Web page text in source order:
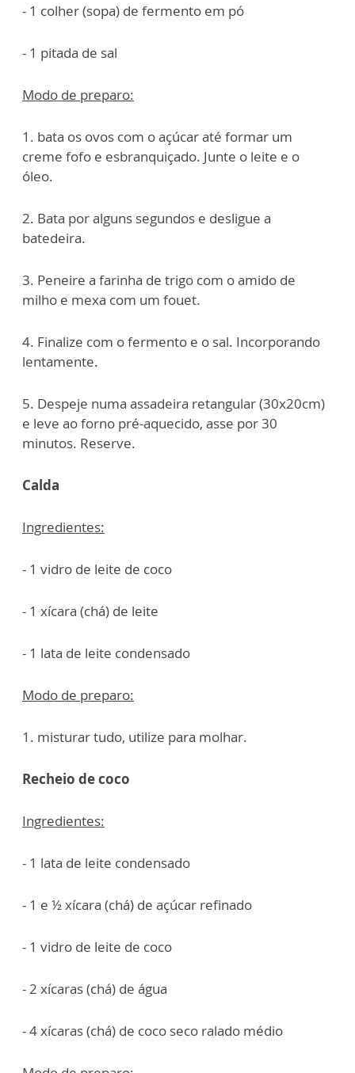
- 1 colher (sopa) de fermento em pó
- 1 pitada de sal
Modo de preparo:
1. bata os ovos com o açúcar até formar um
creme fofo e esbranquiçado. Junte o leite e o
óleo.
2. Bata por alguns segundos e desligue a
batedeira.
3. Peneire a farinha de trigo com o amido de
milho e mexa com um fouet.
4. Finalize com o fermento e o sal. Incorporando
lentamente.
5. Despeje numa assadeira retangular (30x20cm)
e leve ao forno pré-aquecido, asse por 30
minutos. Reserve.
Calda
Ingredientes:
- 1 vidro de leite de coco
- 1 xícara (chá) de leite
- 1 lata de leite condensado
Modo de preparo:
1. misturar tudo, utilize para molhar.
Recheio de coco
Ingredientes:
- 1 lata de leite condensado
- 1 e ½ xícara (chá) de açúcar refinado
- 1 vidro de leite de coco
- 2 xícaras (chá) de água
- 4 xícaras (chá) de coco seco ralado médio